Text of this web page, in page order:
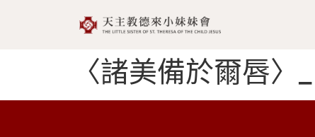
〈諸美備於爾唇